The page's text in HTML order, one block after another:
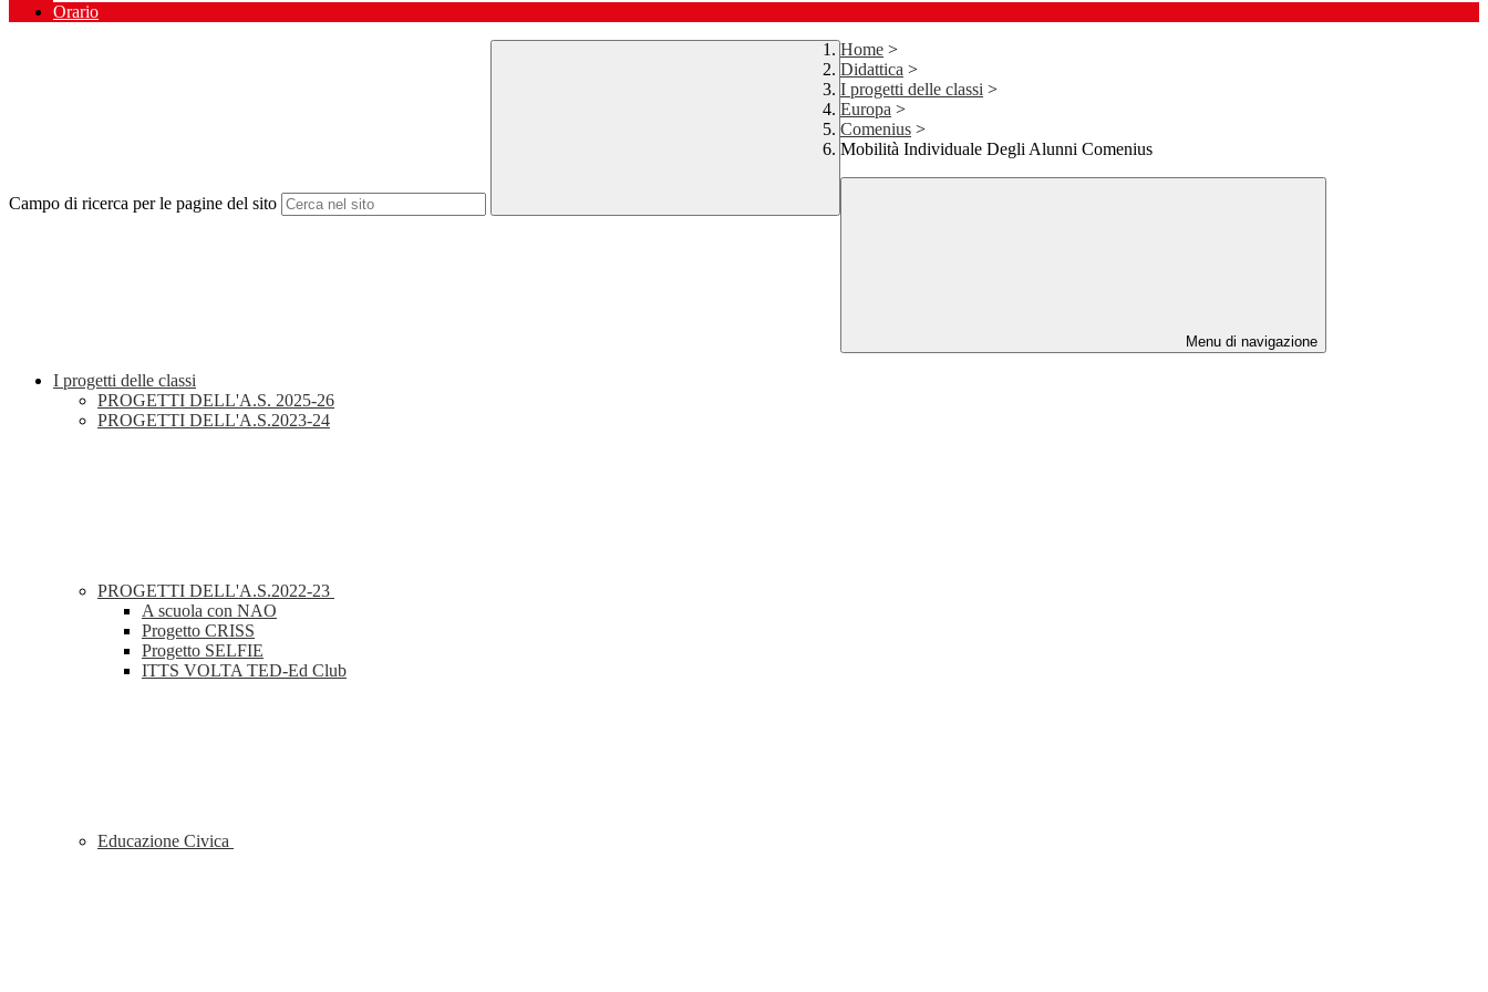
Orario
Campo di ricerca per le pagine del sito
Home >
Didattica >
I progetti delle classi >
Europa >
Comenius >
Mobilità Individuale Degli Alunni Comenius
Menu di navigazione
I progetti delle classi
PROGETTI DELL'A.S. 2025-26
PROGETTI DELL'A.S.2023-24
PROGETTI DELL'A.S.2022-23
A scuola con NAO
Progetto CRISS
Progetto SELFIE
ITTS VOLTA TED-Ed Club
Educazione Civica